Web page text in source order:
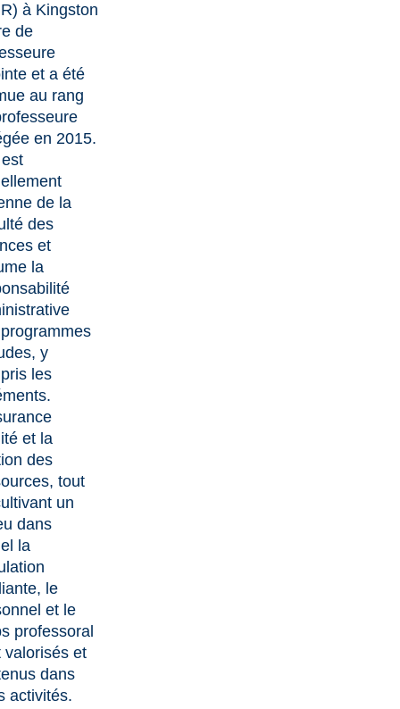
à Kingston
de
et a été
au rang
en 2015.
de la
des
et
la
y
les
et la
des
tout
un
dans
la
le
et le
professoral
valorisés et
dans
activités.